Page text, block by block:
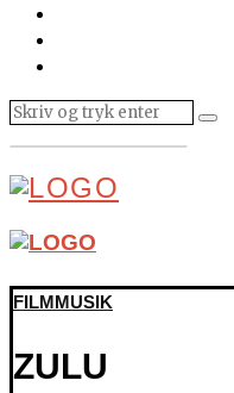
FILMMUSIK
ZULU